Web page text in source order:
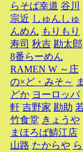
らそば幸道 谷川
宗近 しゅんしゅ
んめん もりもり
寿司 秋吉 勘太郎
8番らーめん
RAMEN W ～庄
の×ど・みそ～ ま
どか ヨーロッパ
軒 吉野家 勘助
竹食堂 きょうや
まほろば鯖江店
山路 たからや ら